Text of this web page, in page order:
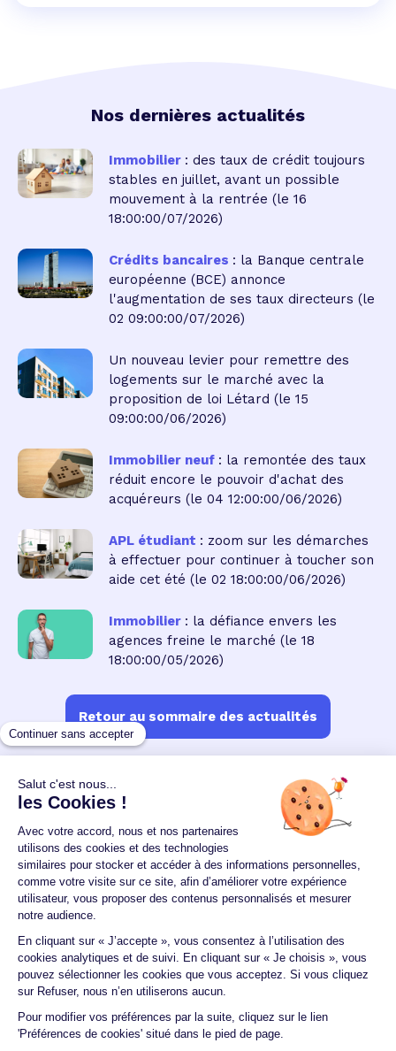
Nos dernières actualités
Immobilier : des taux de crédit toujours
stables en juillet, avant un possible
mouvement à la rentrée (le 16
18:00:00/07/2026)
Crédits bancaires : la Banque centrale
européenne (BCE) annonce
l'augmentation de ses taux directeurs (le
02 09:00:00/07/2026)
Un nouveau levier pour remettre des
logements sur le marché avec la
proposition de loi Létard (le 15
09:00:00/06/2026)
Immobilier neuf : la remontée des taux
réduit encore le pouvoir d'achat des
acquéreurs (le 04 12:00:00/06/2026)
APL étudiant : zoom sur les démarches
à effectuer pour continuer à toucher son
aide cet été (le 02 18:00:00/06/2026)
Immobilier : la défiance envers les
agences freine le marché (le 18
18:00:00/05/2026)
Retour au sommaire des actualités
Un crédit vous engage et doit être remboursé.
Vérifiez vos capacités de remboursement avant de
vous engager.
Aucun versement, de quelque nature que ce soit, ne
peut être exigé d'un particulier avant l'obtention
d'un ou plusieurs prêts d'argent.
© 2026 Guide du crédit •Plan du site• Mentions
Accessibilité Contact